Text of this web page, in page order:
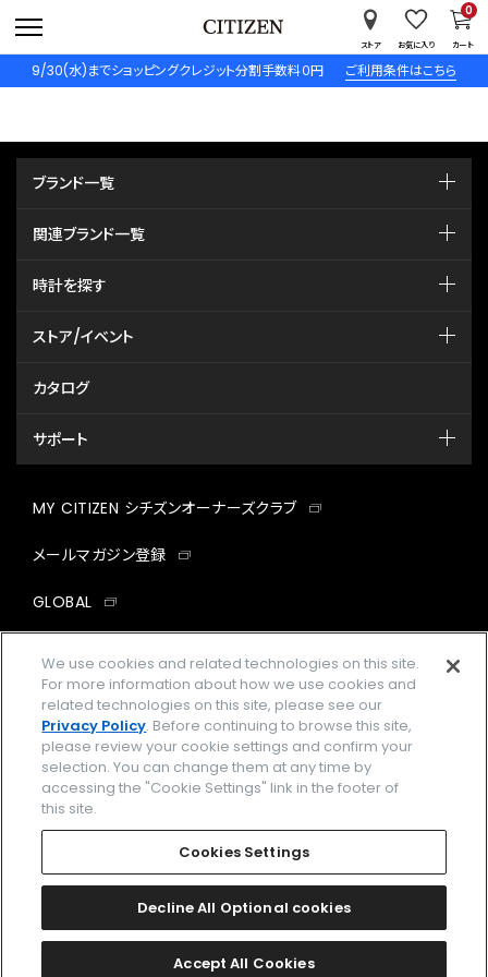
9/30(水)までショッピングクレジット分割手数料０円 ご利用条件はこちら
ストア お気に入り カート
0
ブランド一覧
関連ブランド一覧
時計を探す
ストア/イベント
カタログ
サポート
MY CITIZEN シチズンオーナーズクラブ
メールマガジン登録
GLOBAL
facebookinstagramtwitter
企業情報 ご利用規約
プライバシーポリシー Cookies Settings
Amazon PayはAmazon.com, Inc.またはその関連会社の商標です。
2026 CITIZEN WATCH CO., LTD.
We use cookies and related technologies on this site.
For more information about how we use cookies and
related technologies on this site, please see our
Privacy Policy. Before continuing to browse this site,
please review your cookie settings and confirm your
selection. You can change them at any time by
accessing the "Cookie Settings" link in the footer of
this site.
Cookies Settings
Decline All Optional cookies
Accept All Cookies